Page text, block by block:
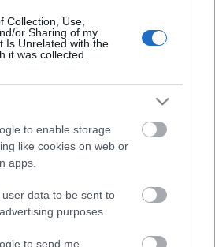
Collection, Use,
or Sharing of my
Is Unrelated with the
it was collected.
to enable storage
like cookies on web or
apps.
data to be sent to
purposes.
to send me
szinte…